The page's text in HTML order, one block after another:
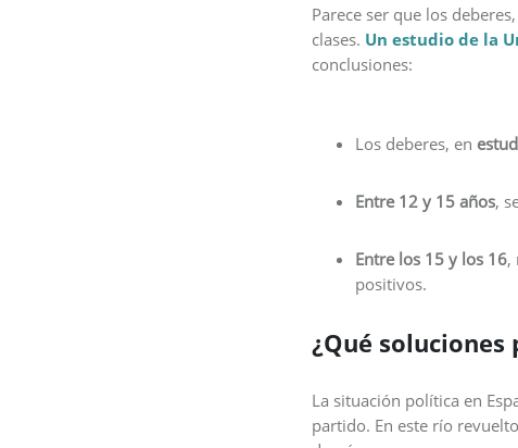
Parece ser que los
clases. Un estudio de la
conclusiones:
Los deberes, en
Entre 12 y 15 años,
Entre los 15 y los 16,
positivos.
¿Qué soluciones
La situación política en
partido. En este río